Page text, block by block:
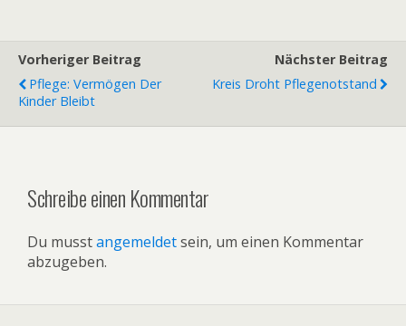
Vorheriger Beitrag
Pflege: Vermögen Der
Kinder Bleibt
Nächster Beitrag
Kreis Droht Pflegenotstand
Schreibe einen Kommentar
Du musstangemeldetsein, um einen Kommentar
abzugeben.